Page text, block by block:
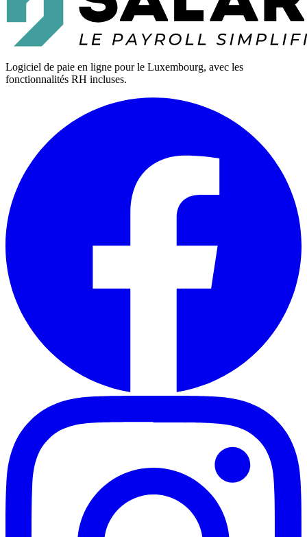
Logiciel de paie en ligne pour le Luxembourg, avec les
fonctionnalités RH incluses.